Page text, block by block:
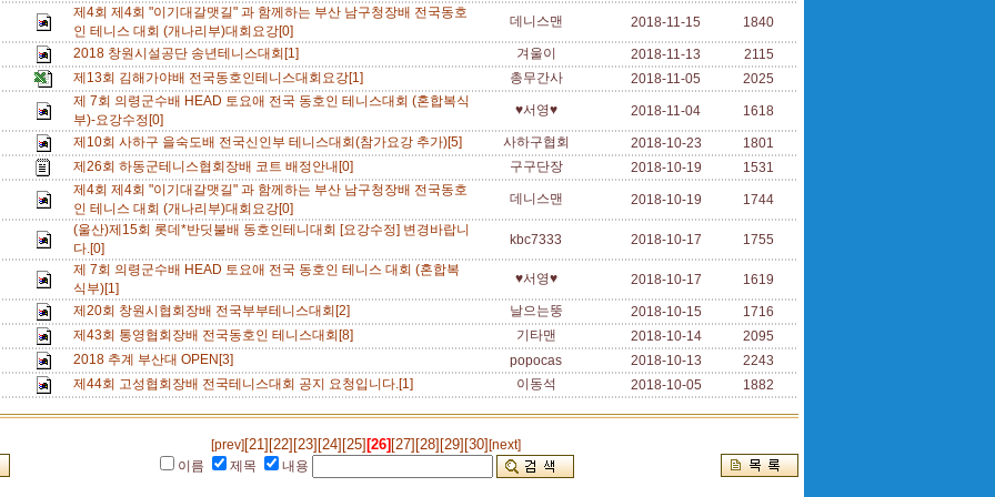
제4회 제4회 "이기대갈맷길" 과 함께하는 부산 남구청장배 전국동호
인 테니스 대회 (개나리부)대회요강[0]
데니스맨 2018-11-15
1840
2018 창원시설공단 송년테니스대회[1]
겨울이 2018-11-13
2115
제13회 김해가야배 전국동호인테니스대회요강[1]
총무간사 2018-11-05
2025
제 7회 의령군수배 HEAD 토요애 전국 동호인 테니스대회 (혼합복식
부)-요강수정[0]
♥서영♥ 2018-11-04
1618
제10회 사하구 을숙도배 전국신인부 테니스대회(참가요강 추가)[5]
사하구협회 2018-10-23
1801
제26회 하동군테니스협회장배 코트 배정안내[0]
구구단장 2018-10-19
1531
제4회 제4회 "이기대갈맷길" 과 함께하는 부산 남구청장배 전국동호
인 테니스 대회 (개나리부)대회요강[0]
데니스맨 2018-10-19
1744
(울산)제15회 롯데*반딧불배 동호인테니대회 [요강수정] 변경바랍니
다.[0]
kbc7333 2018-10-17
1755
제 7회 의령군수배 HEAD 토요애 전국 동호인 테니스 대회 (혼합복
식부)[1]
♥서영♥ 2018-10-17
1619
제20회 창원시협회장배 전국부부테니스대회[2]
날으는뚱 2018-10-15
1716
제43회 통영협회장배 전국동호인 테니스대회[8]
기타맨 2018-10-14
2095
2018 추계 부산대 OPEN[3]
popocas 2018-10-13
2243
제44회 고성협회장배 전국테니스대회 공지 요청입니다.[1]
이동석 2018-10-05 1882
[prev][21] [22] [23] [24] [25] [26] [27] [28] [29] [30] [next]
이름
제목 내용